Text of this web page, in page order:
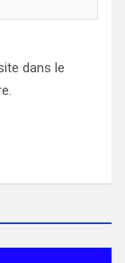
dans le